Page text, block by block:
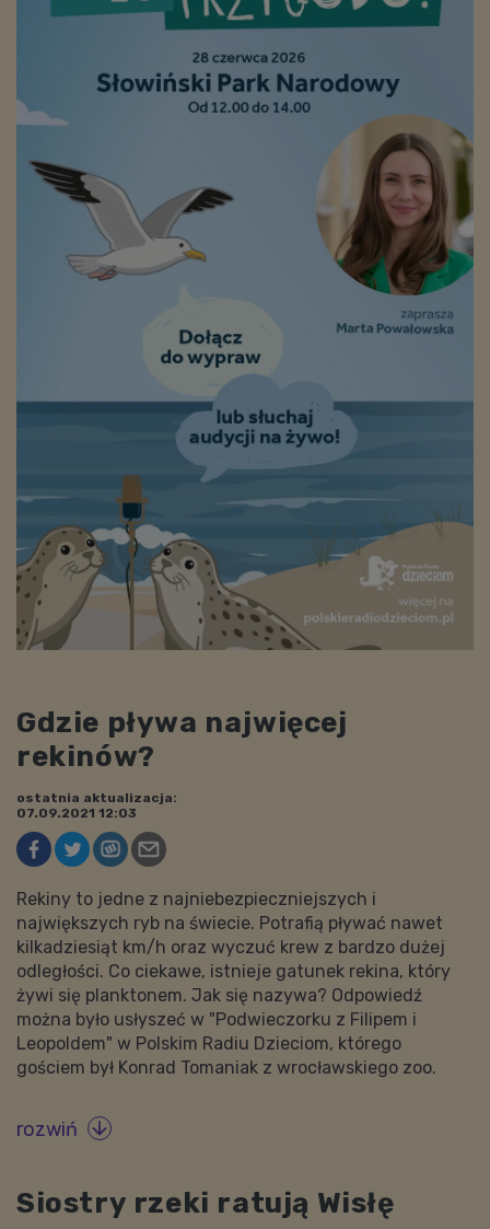
Gdzie pływa najwięcej
rekinów?
ostatnia aktualizacja:
07.09.2021 12:03
Rekiny to jedne z najniebezpieczniejszych i
największych ryb na świecie. Potrafią pływać nawet
kilkadziesiąt km/h oraz wyczuć krew z bardzo dużej
odległości. Co ciekawe, istnieje gatunek rekina, który
żywi się planktonem. Jak się nazywa? Odpowiedź
można było usłyszeć w "Podwieczorku z Filipem i
Leopoldem" w Polskim Radiu Dzieciom, którego
gościem był Konrad Tomaniak z wrocławskiego zoo.
rozwiń 
Siostry rzeki ratują Wisłę